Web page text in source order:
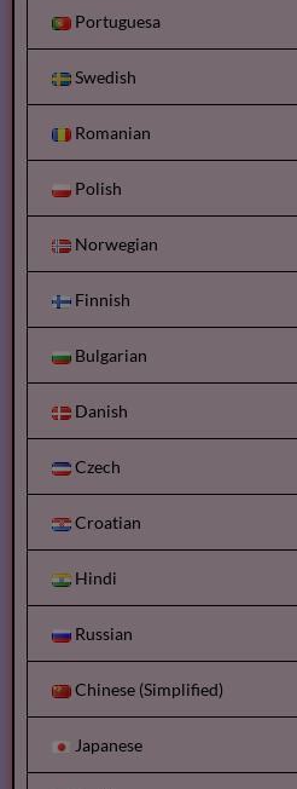
Portuguesa
Swedish
Romanian
Polish
Norwegian
Finnish
Bulgarian
Danish
Czech
Croatian
Hindi
Russian
Chinese (Simplified)
Japanese